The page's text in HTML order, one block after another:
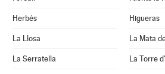
Herbés Higueras
La Llosa La Mata
La Serratella La Torre